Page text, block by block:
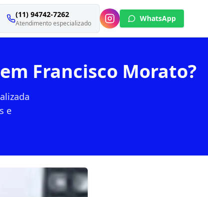
(11) 94742-7262
Atendimento especializado
WhatsApp
Francisco Morato?
e